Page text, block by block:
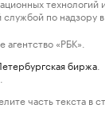
по
«РБК».
биржа
часть текста в